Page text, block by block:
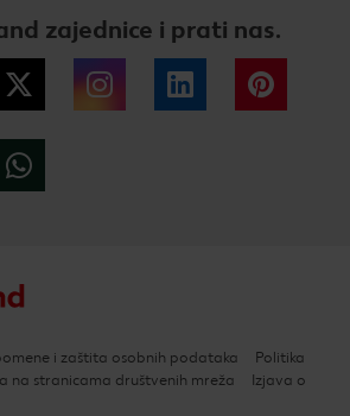
zajednice i prati nas.
Twitter Instagram LinkedIn
i zaštita osobnih podataka
Politika
na stranicama društvenih mreža
Izjava o